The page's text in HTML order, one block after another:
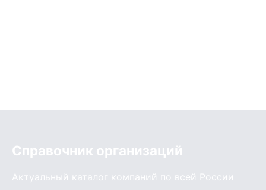
Справочник организаций
Актуальный каталог компаний по всей России